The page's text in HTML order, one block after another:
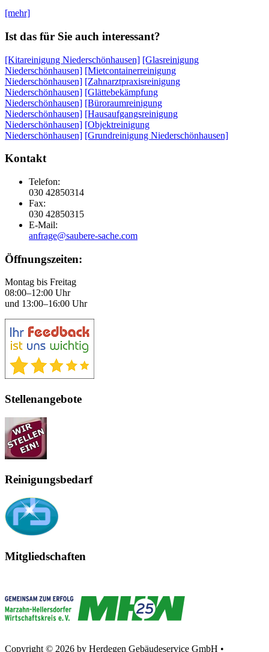
[mehr]
Ist das für Sie auch interessant?
[Kitareinigung Niederschönhausen] [Glasreinigung
Niederschönhausen] [Mietcontainerreinigung
Niederschönhausen] [Zahnarztpraxisreinigung
Niederschönhausen] [Glättebekämpfung
Niederschönhausen] [Büroraumreinigung
Niederschönhausen] [Hausaufgangsreinigung
Niederschönhausen] [Objektreinigung
Niederschönhausen] [Grundreinigung Niederschönhausen]
Kontakt
Telefon:
030 42850314
Fax:
030 42850315
E-Mail:
anfrage@saubere-sache.com
Öffnungszeiten:
Montag bis Freitag
08:00–12:00 Uhr
und 13:00–16:00 Uhr
Stellenangebote
Reinigungsbedarf
Mitgliedschaften
Copyright © 2026 by Herdegen Gebäudeservice GmbH •